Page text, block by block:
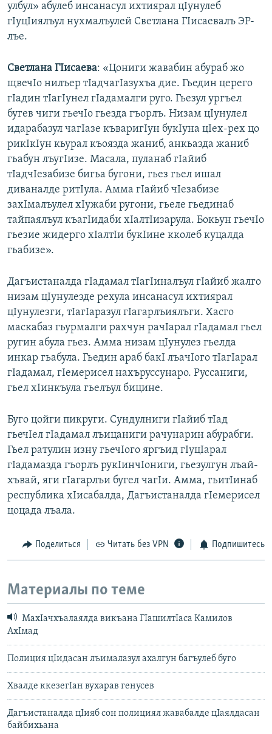
улбул» абулеб инсанасул ихтиярал цIунулеб
гIуцIиялъул нухмалъулей Светлана ГIисаевалъ ЭР-
лъе.
Светлана ГIисаева: «Цониги жавабин абураб жо
щвечIо нилъер тIадчагIазухъа дие. Гьедин церего
гIадин тIагIунел гIадамалги руго. Гьезул ургъел
бугев чиги гьечIо гьезда гъорлъ. Низам цIунулел
идарабазул чагIазе къваригIун букIуна цIех-рех цо
рикIкIун кьурал къоязда жаниб, анкьазда жаниб
гьабун лъугIизе. Масала, пуланаб гIайиб
тIадчIезабизе бигьа бугони, гьез гьел ишал
диваналде ритIула. Амма гIайиб чIезабизе
захIмалъулел хIужаби ругони, гьеле гьединаб
тайпаялъул къагIидаби хIалтIизарула. Бокьун гьечIо
гьезие жидерго хIалтIи букIине кколеб куцалда
гьабизе».
Дагъистаналда гIадамал тIагIиналъул гIайиб жалго
низам цIунулезде рехула инсанасул ихтиярал
цIунулезги, тIагIаразул гIагарлъиялъги. Хасго
маскабаз гьурмалги рахчун рачIарал гIадамал гьел
ругин абула гьез. Амма низам цIунулез гьелда
инкар гьабула. Гьедин араб бакI лъачIого тIагIарал
гIадамал, гIемерисел нахъруссунаро. Руссаниги,
гьел хIинкъула гьелъул бицине.
Буго цойги пикруги. Сундулниги гIайиб тIад
гьечIел гIадамал лъицаниги рачунарин абурабги.
Гьел ратулин изну гьечIого яргъид гIуцIарал
гIадамазда гъорлъ рукIинчIониги, гьезулгун лъай-
хъвай, яги гIагарлъи бугел чагIи. Амма, гьитIинаб
республика хIисабалда, Дагъистаналда гIемерисел
цоцада лъала.
Поделиться Читать без VPN Подпишитесь
Материалы по теме
МахIачхъалаялда викъана ГIашилтIаса Камилов
АхIмад
Полиция цIидасан лъималазул ахалгун багъулеб буго
Хвалде ккезегIан вухарав генусев
Дагъистаналда цIияб сон полициял жавабалде цIаялдасан
байбихьана